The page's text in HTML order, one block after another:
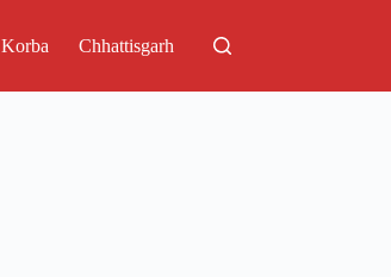
Korba Chhattisgarh